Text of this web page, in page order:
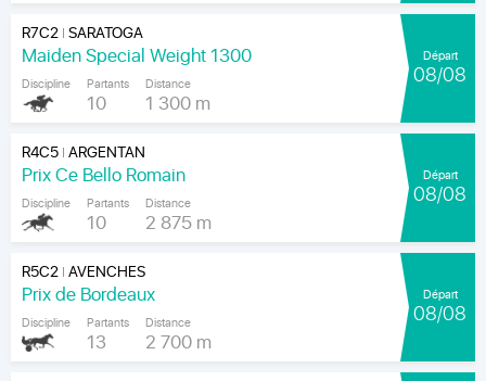
R7C2|SARATOGA
Maiden Special Weight 1300
Discipline Partants
10
Distance
1 300 m
Départ
08/08
R4C5|ARGENTAN
Prix Ce Bello Romain
Discipline Partants
10
Distance
2 875 m
Départ
08/08
R5C2|AVENCHES
Prix de Bordeaux
Discipline Partants
13
Distance
2 700 m
Départ
08/08